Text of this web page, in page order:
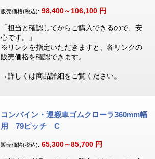
販売価格(税込): 98,400～106,100 円
「担当と確認してからご購入できるので、安
心です。」
※リンクを指定いただきますと、各リンクの
販売価格を確認できます。
→詳しくは商品詳細をご覧ください。
コンバイン・運搬車ゴムクローラ360mm幅
用 79ピッチ C
販売価格(税込): 65,300～85,700 円